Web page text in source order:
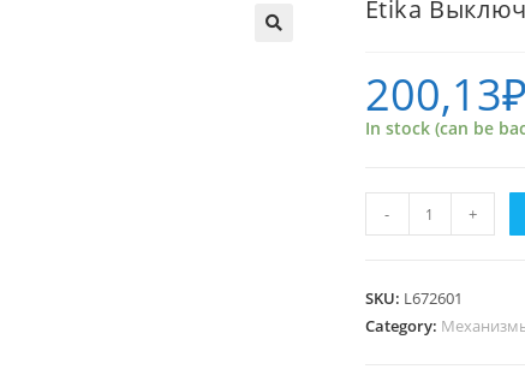
Etika
200,13₽
In stock (can be
Выключатель
клав.
Антрацит
- +
SKU: L672601
Category: